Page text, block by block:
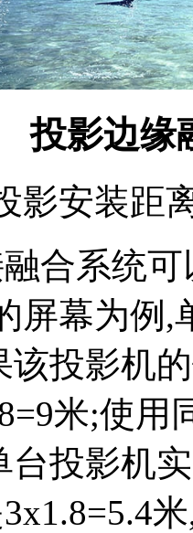
投影边缘
影安装距
合系统
屏幕为例,
该投影机
米;使用
台投影机